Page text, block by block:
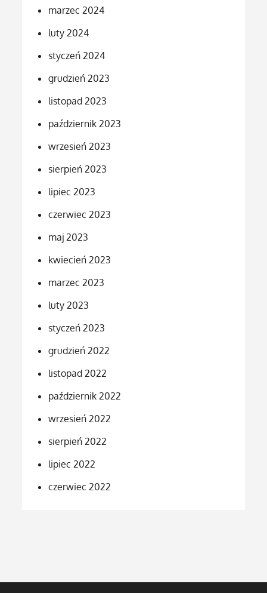
marzec 2024
luty 2024
styczeń 2024
grudzień 2023
listopad 2023
październik 2023
wrzesień 2023
sierpień 2023
lipiec 2023
czerwiec 2023
maj 2023
kwiecień 2023
marzec 2023
luty 2023
styczeń 2023
grudzień 2022
listopad 2022
październik 2022
wrzesień 2022
sierpień 2022
lipiec 2022
czerwiec 2022